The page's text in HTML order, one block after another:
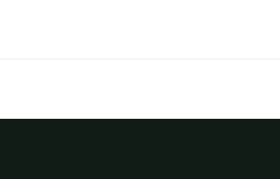
się i ewentualne wsparcie naszej historii